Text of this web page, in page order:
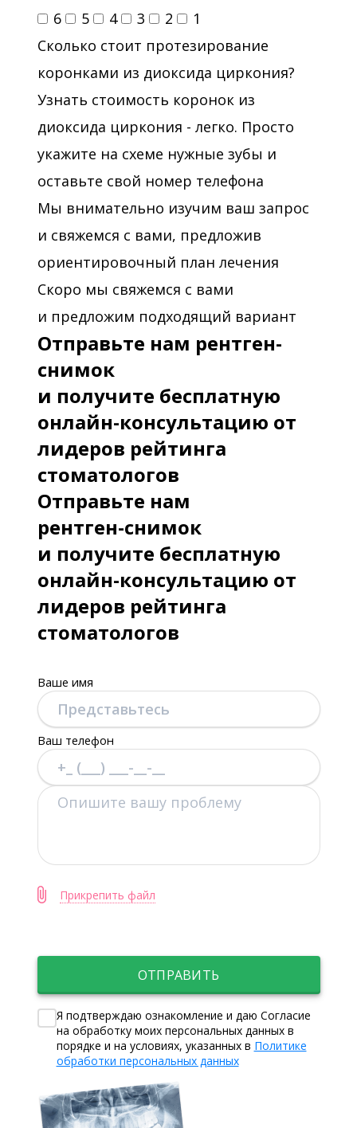
инструментами компании Sybron
Endo” учебный центр Амфодент,
Санкт-Петербург.
2010 - «Эстетика фронтальных
реставраций», Санкт-Петербург.
2010 - «Микропротезирование
цельно керамическими
Санкт-Петербург.
2014 - «Эндодонтическое лечение в
сложных клинических случаях.
Восстановление зубов после
эндодонтического лечения» Москва,
Квинтэссенция.
2015 - «Методики обтурации системы
корневого канала. Тактика лечения
зубов с ятрогенными и патогенными
перфорациями» Москва,
«Квинтэссенция».
2015 - «Часто задаваемые вопросы
по эндодонтии. Эффективная
дезинфекция и лечение апикального
механической и медикаментозной
обработки» Москва,
«Квинтэссенция».
6
5 4 3 2
1
Сколько стоит протезирование
коронками из диоксида циркония?
Узнать стоимость коронок из
диоксида циркония - легко. Просто
укажите на схеме нужные зубы и
оставьте свой номер телефона
Мы внимательно изучим ваш запрос
и свяжемся с вами, предложив
ориентировочный план лечения
Скоро мы свяжемся с вами
и предложим подходящий вариант
Отправьте нам рентген-
снимок
и получите бесплатную
онлайн-консультацию от
лидеров рейтинга
стоматологов
Отправьте нам
рентген-снимок
и получите бесплатную
онлайн-консультацию от
лидеров рейтинга
стоматологов
Ваше имя
Ваш телефон
Прикрепить файл
ОТПРАВИТЬ
Я подтверждаю ознакомление и даю Согласие
на обработку моих персональных данных в
порядке и на условиях, указанных в Политике
обработки персональных данных